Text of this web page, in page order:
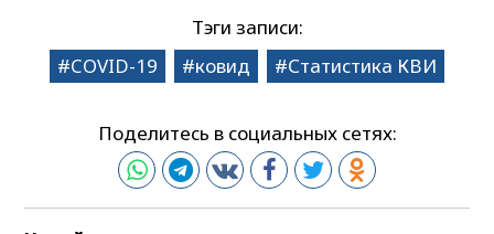
Тэги записи:
COVID-19
ковид Статистика КВИ
Поделитесь в социальных сетях: